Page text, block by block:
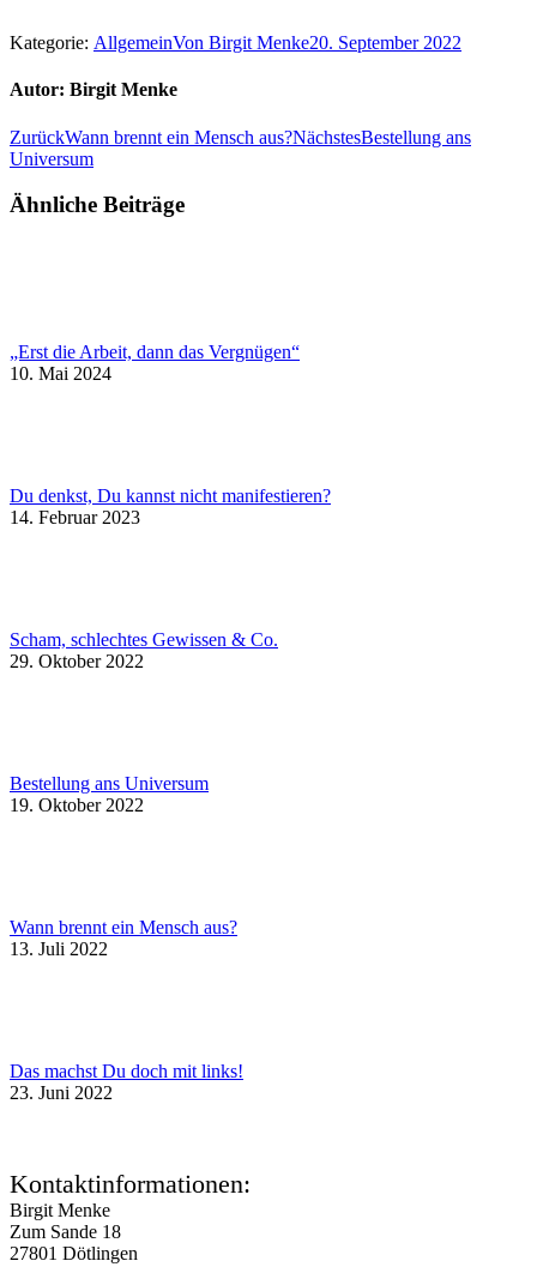
Kategorie: AllgemeinVon Birgit Menke20. September 2022
Autor: Birgit Menke
Kommentarnavigation
ZurückVorheriger
Beitrag:
Wann brennt ein Mensch aus?NächstesNächster
Bestellung ans
Universum
Ähnliche Beiträge
„Erst die Arbeit, dann das Vergnügen“
10. Mai 2024
Du denkst, Du kannst nicht manifestieren?
14. Februar 2023
Scham, schlechtes Gewissen & Co.
29. Oktober 2022
Bestellung ans Universum
19. Oktober 2022
Wann brennt ein Mensch aus?
13. Juli 2022
Das machst Du doch mit links!
23. Juni 2022
Kontaktinformationen:
Birgit Menke
Zum Sande 18
27801 Dötlingen